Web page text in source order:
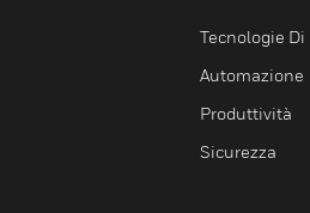
Tecnologie
Automazione
Produttività
Sicurezza